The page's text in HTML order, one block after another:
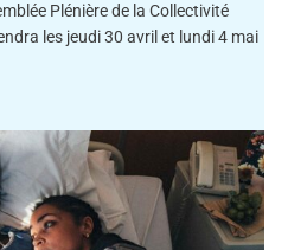
Plénière de la Collectivité
les jeudi 30 avril et lundi 4 mai